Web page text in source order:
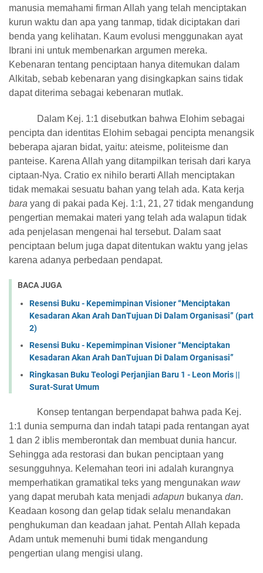
manusia memahami firman Allah yang telah menciptakan
kurun waktu dan apa yang tanmap, tidak diciptakan dari
benda yang kelihatan. Kaum evolusi menggunakan ayat
Ibrani ini untuk membenarkan argumen mereka.
Kebenaran tentang penciptaan hanya ditemukan dalam
Alkitab, sebab kebenaran yang disingkapkan sains tidak
dapat diterima sebagai kebenaran mutlak.
Dalam Kej. 1:1 disebutkan bahwa Elohim sebagai
pencipta dan identitas Elohim sebagai pencipta menangsik
beberapa ajaran bidat, yaitu: ateisme, politeisme dan
panteise. Karena Allah yang ditampilkan terisah dari karya
ciptaan-Nya. Cratio ex nihilo berarti Allah menciptakan
tidak memakai sesuatu bahan yang telah ada. Kata kerja
bara yang di pakai pada Kej. 1:1, 21, 27 tidak mengandung
pengertian memakai materi yang telah ada walapun tidak
ada penjelasan mengenai hal tersebut. Dalam saat
penciptaan belum juga dapat ditentukan waktu yang jelas
karena adanya perbedaan pendapat.
BACA JUGA
Resensi Buku - Kepemimpinan Visioner “Menciptakan
Kesadaran Akan Arah DanTujuan Di Dalam Organisasi” (part
2)
Resensi Buku - Kepemimpinan Visioner “Menciptakan
Kesadaran Akan Arah DanTujuan Di Dalam Organisasi”
Ringkasan Buku Teologi Perjanjian Baru 1 - Leon Moris ||
Surat-Surat Umum
Konsep tentangan berpendapat bahwa pada Kej.
1:1 dunia sempurna dan indah tatapi pada rentangan ayat
1 dan 2 iblis memberontak dan membuat dunia hancur.
Sehingga ada restorasi dan bukan penciptaan yang
sesungguhnya. Kelemahan teori ini adalah kurangnya
memperhatikan gramatikal teks yang mengunakan waw
yang dapat merubah kata menjadi adapun bukanya dan.
Keadaan kosong dan gelap tidak selalu menandakan
penghukuman dan keadaan jahat. Pentah Allah kepada
Adam untuk memenuhi bumi tidak mengandung
pengertian ulang mengisi ulang.